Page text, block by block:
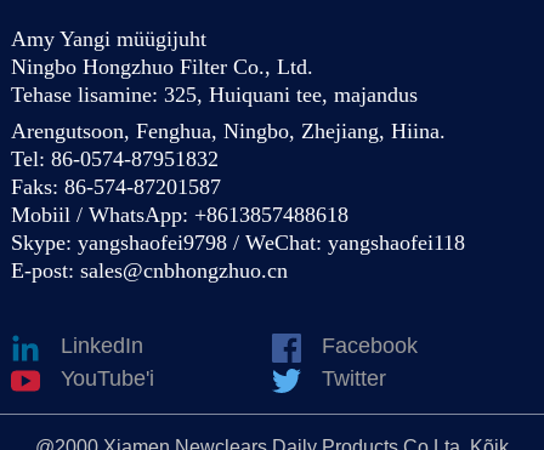
Amy Yangi müügijuht
Ningbo Hongzhuo Filter Co., Ltd.
Tehase lisamine: 325, Huiquani tee, majandus
Arengutsoon, Fenghua, Ningbo, Zhejiang, Hiina.
Tel: 86-0574-87951832
Faks: 86-574-87201587
Mobiil / WhatsApp: +8613857488618
Skype: yangshaofei9798 / WeChat: yangshaofei118
E-post: sales@cnbhongzhuo.cn
LinkedIn
Facebook
YouTube'i
Twitter